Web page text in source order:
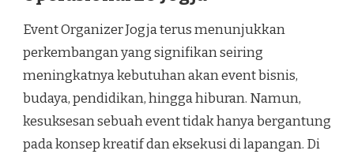
Event Organizer Jogja terus menunjukkan
perkembangan yang signifikan seiring
meningkatnya kebutuhan akan event bisnis,
budaya, pendidikan, hingga hiburan. Namun,
kesuksesan sebuah event tidak hanya bergantung
pada konsep kreatif dan eksekusi di lapangan. Di